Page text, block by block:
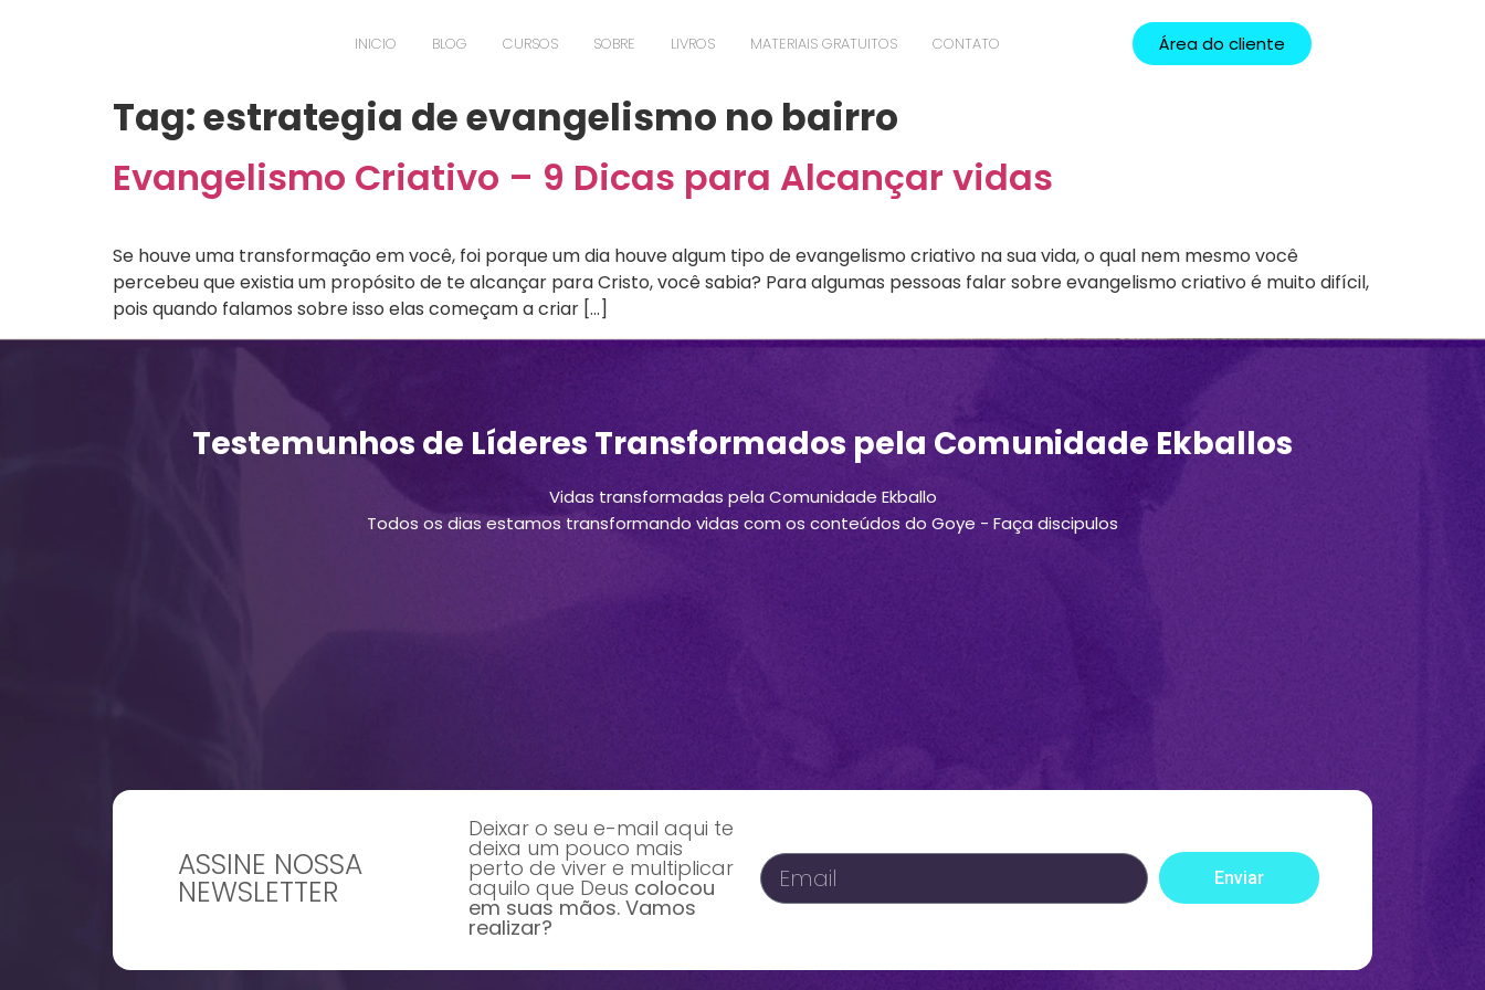
INICIO BLOG CURSOS SOBRE LIVROS MATERIAIS GRATUITOS CONTATO Área do cliente
Tag:estrategia de evangelismo no bairro
Evangelismo Criativo – 9 Dicas para Alcançar vidas
Se houve uma transformação em você, foi porque um dia houve algum tipo de evangelismo criativo na sua vida, o qual nem mesmo você
percebeu que existia um propósito de te alcançar para Cristo, você sabia? Para algumas pessoas falar sobre evangelismo criativo é muito difícil,
pois quando falamos sobre isso elas começam a criar […]
Testemunhos de Líderes Transformados pela Comunidade Ekballos
Vidas transformadas pela Comunidade Ekballo
Todos os dias estamos transformando vidas com os conteúdos do Goye - Faça discipulos
ASSINE NOSSA
NEWSLETTER
Deixar o seu e-mail aqui te
deixa um pouco mais
perto de viver e multiplicar
aquilo que Deus colocou
em suas mãos. Vamos
realizar?
Enviar